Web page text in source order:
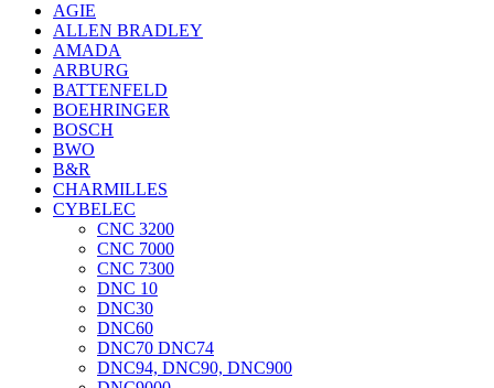
AGIE
ALLEN BRADLEY
AMADA
ARBURG
BATTENFELD
BOEHRINGER
BOSCH
BWO
B&R
CHARMILLES
CYBELEC
CNC 3200
CNC 7000
CNC 7300
DNC 10
DNC30
DNC60
DNC70 DNC74
DNC94, DNC90, DNC900